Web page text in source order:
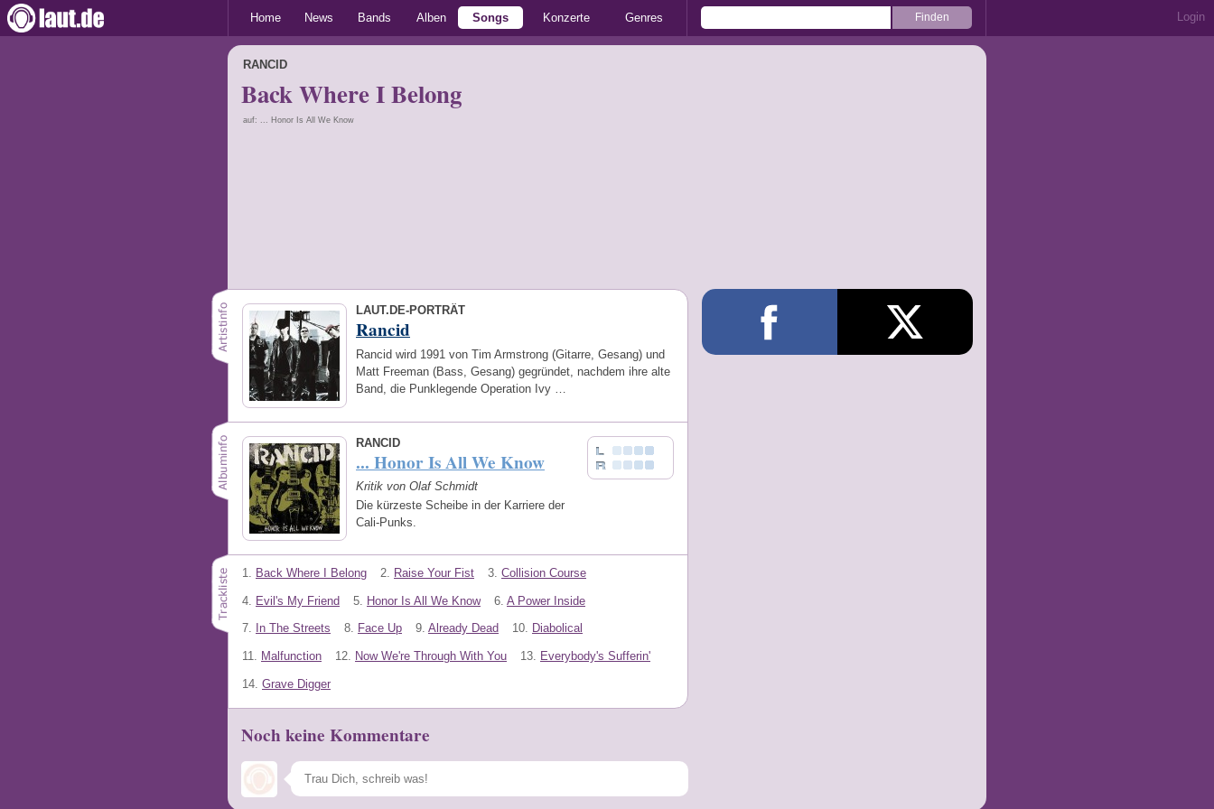
Home News Bands Alben Songs Konzerte Genres Login
RANCID
Back Where I Belong
auf: ... Honor Is All We Know
LAUT.DE-PORTRÄT
Rancid
Rancid wird 1991 von Tim Armstrong (Gitarre, Gesang) und
Matt Freeman (Bass, Gesang) gegründet, nachdem ihre alte
Band, die Punklegende Operation Ivy …
RANCID
... Honor Is All We Know
Kritik von Olaf Schmidt
Die kürzeste Scheibe in der Karriere der
Cali-Punks.
1. Back Where I Belong 2. Raise Your Fist 3. Collision Course
4. Evil's My Friend 5. Honor Is All We Know 6. A Power Inside
7. In The Streets 8. Face Up 9. Already Dead 10. Diabolical
11. Malfunction 12. Now We're Through With You 13. Everybody's Sufferin'
14. Grave Digger
Noch keine Kommentare